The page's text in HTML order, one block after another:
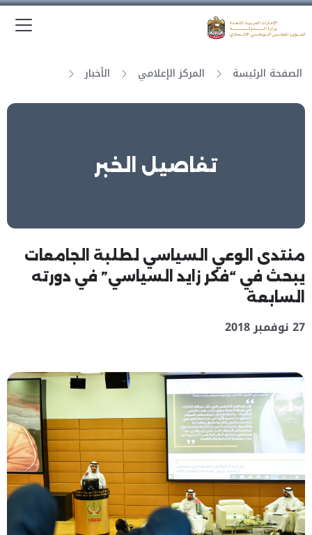
الصفحة الرئيسة المركز الإعلامي الأخبار
تفاصيل الخبر
منتدى الوعي السياسي لطلبة الجامعات
يبحث في “فكر زايد السياسي” في دورته
السابعة
27 نوفمبر 2018